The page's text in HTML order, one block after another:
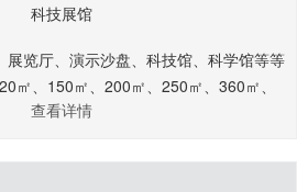
科技展馆
展览厅、演示沙盘、科技馆、科学馆等等
㎡、150㎡、200㎡、250㎡、360㎡、
、560㎡、660㎡.........
查看详情